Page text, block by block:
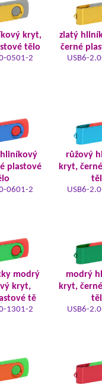
kryt,
tělo
0501-2
zlatý
černé
USB6-
plastové
0601-2
růžový
kryt,
USB6-
modrý
kryt,
tě
1301-2
modrý
kryt,
USB6-